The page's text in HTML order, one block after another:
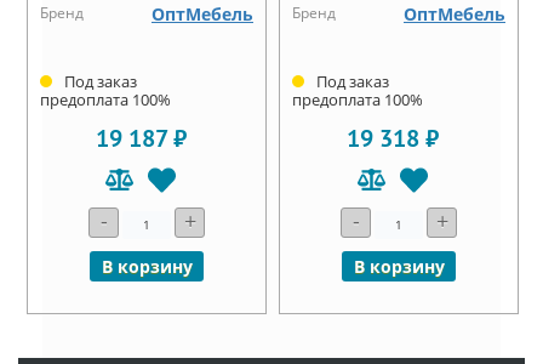
Бренд ОптМебель
Под заказ
предоплата 100%
19 187 ₽
- +
В корзину
Бренд ОптМебель
Под заказ
предоплата 100%
19 318 ₽
- +
В корзину